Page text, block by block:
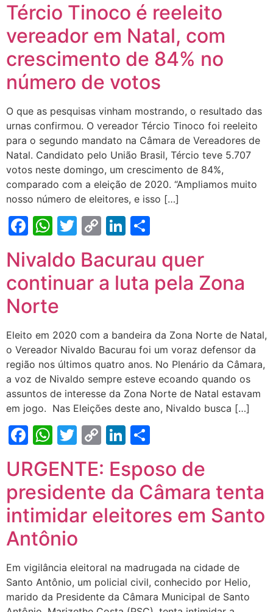
Tércio Tinoco é reeleito
vereador em Natal, com
crescimento de 84% no
número de votos
O que as pesquisas vinham mostrando, o resultado das
urnas confirmou. O vereador Tércio Tinoco foi reeleito
para o segundo mandato na Câmara de Vereadores de
Natal. Candidato pelo União Brasil, Tércio teve 5.707
votos neste domingo, um crescimento de 84%,
comparado com a eleição de 2020. “Ampliamos muito
nosso número de eleitores, e isso […]
Facebook
WhatsApp
Twitter
CopyLinkedIn
Nivaldo Bacurau quer
continuar a luta pela Zona
Norte
Eleito em 2020 com a bandeira da Zona Norte de Natal,
o Vereador Nivaldo Bacurau foi um voraz defensor da
região nos últimos quatro anos. No Plenário da Câmara,
a voz de Nivaldo sempre esteve ecoando quando os
assuntos de interesse da Zona Norte de Natal estavam
em jogo. Nas Eleições deste ano, Nivaldo busca […]
Facebook
WhatsApp
Twitter
CopyLinkedIn
URGENTE: Esposo de
presidente da Câmara tenta
intimidar eleitores em Santo
Antônio
Em vigilância eleitoral na madrugada na cidade de
Santo Antônio, um policial civil, conhecido por Helio,
marido da Presidente da Câmara Municipal de Santo